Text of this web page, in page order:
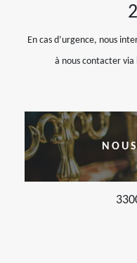
En cas d’urgence, nous
à nous contacter